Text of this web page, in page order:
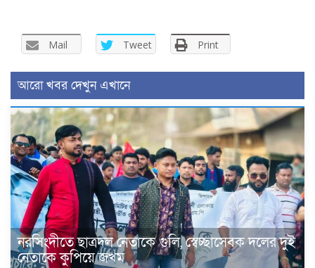
Mail Tweet Print
আরো খবর দেখুন এখানে
নরসিংদীতে ছাত্রদল নেতাকে গুলি, স্বেচ্ছাসেবক দলের দুই
নেতাকে কুপিয়ে জখম